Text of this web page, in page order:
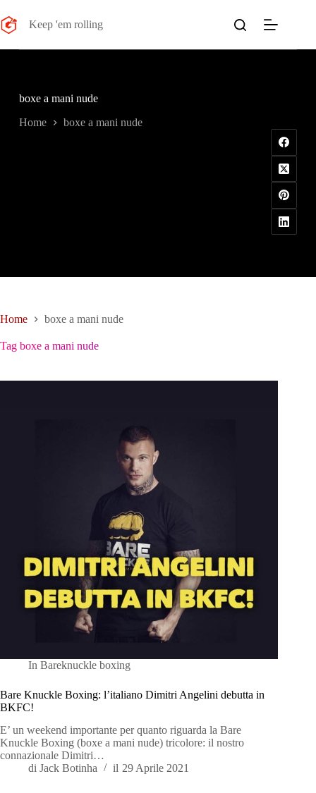
al
contenuto
Keep 'em rolling
boxe a mani nude
Home boxe a mani nude
Home boxe a mani nude
Tag boxe a mani nude
In Bareknuckle boxing
Bare Knuckle Boxing: l’italiano Dimitri Angelini debutta in
BKFC!
E’ un weekend importante per quanto riguarda la Bare
Knuckle Boxing (boxe a mani nude) tricolore: il nostro
connazionale Dimitri…
di Jack Botinha il 29 Aprile 2021